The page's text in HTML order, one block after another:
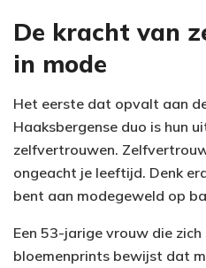
De kracht van
in mode
Het eerste dat opvalt aan
Haaksbergense duo is hun
zelfvertrouwen.
ongeacht je leeftijd. Denk
bent aan modegeweld op
Een 53-jarige vrouw die
bloemenprints bewijst dat